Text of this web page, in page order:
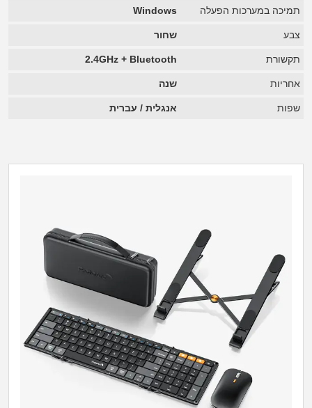
תמיכה במערכות הפעלה Windows
צבע שחור
תקשורת 2.4GHz + Bluetooth
אחריות שנה
שפות אנגלית / עברית